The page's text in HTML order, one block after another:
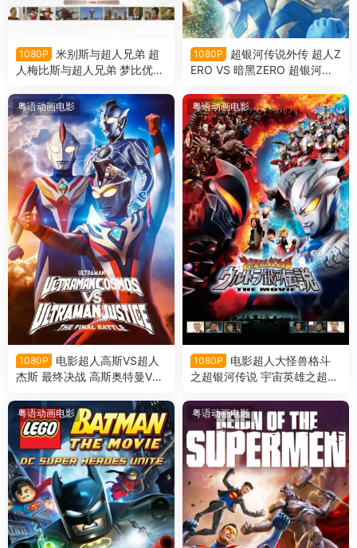
1080P
米别斯与超人兄弟 超
人梅比斯与超人兄弟 梦比优斯
1080P
超银河传说外传 超人Z
ERO VS 暗黑ZERO 超银河传
眼巨人赛罗粤语版
粤语动画电影
1080P
电影超人高斯VS超人
杰斯 最终决战 高斯奥特曼VS
之战粤语版
粤语动画电影
1080P
电影超人大怪兽格斗
之超银河传说 宇宙英雄之超银
粤语动画电影 粤语动画电影